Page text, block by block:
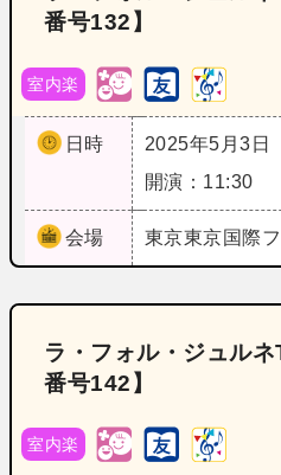
番号132】
室内楽
日時
2025年5月3日
開演：11:30
会場 東京東京国際
ラ・フォル・ジュル
番号142】
室内楽